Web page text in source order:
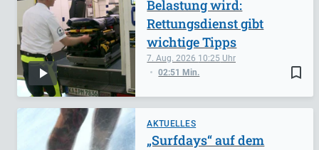
bookmark_border
7. Aug. 2026 10:25
02:51 Min.
Belastung wird:
Rettungsdienst gibt
wichtige Tipps
AKTUELLES
„Surfdays“ auf dem